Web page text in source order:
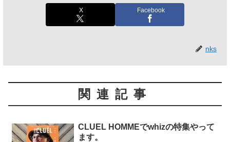
X Facebook
nks
関連記事
CLUEL HOMMEでwhizの特集やって
ます。